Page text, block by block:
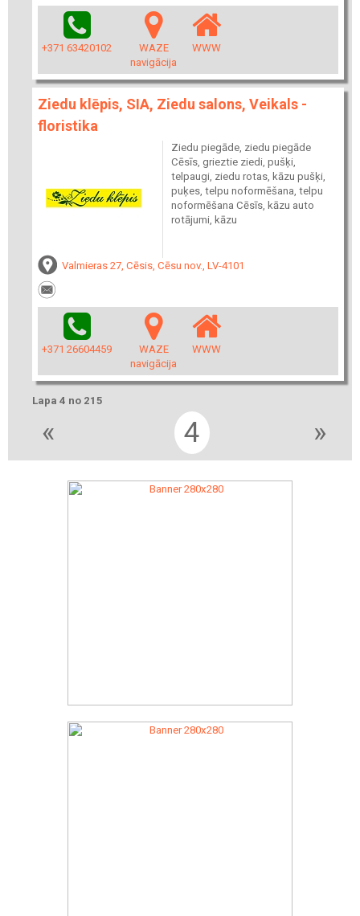
+371 63420102
WAZE
navigācija
WWW
Ziedu klēpis, SIA, Ziedu salons, Veikals -
floristika
Ziedu piegāde, ziedu piegāde
Cēsīs, grieztie ziedi, pušķi,
telpaugi, ziedu rotas, kāzu pušķi,
puķes, telpu noformēšana, telpu
noformēšana Cēsīs, kāzu auto
rotājumi, kāzu
Valmieras 27, Cēsis, Cēsu nov., LV-4101
+371 26604459
WAZE
navigācija
WWW
Lapa 4 no 215
« 4 »